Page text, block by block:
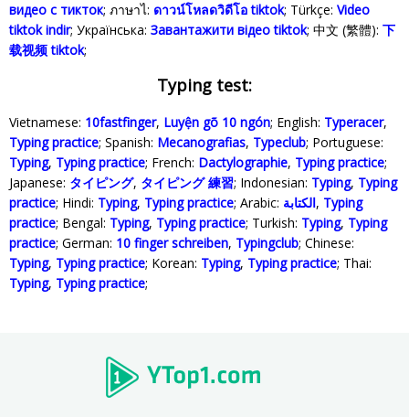
видео с тикток; ภาษาไ: ดาวน์โหลดวิดีโอ tiktok; Türkçe‬: Video
tiktok indir; Українська‬: Завантажити відео tiktok; 中文 (繁體): 下
载视频 tiktok;
Typing test:
Vietnamese: 10fastfinger, Luyện gõ 10 ngón; English: Typeracer,
Typing practice; Spanish: Mecanografias, Typeclub; Portuguese:
Typing, Typing practice; French: Dactylographie, Typing practice;
Japanese: タイピング, タイピング 練習; Indonesian: Typing, Typing
practice; Hindi: Typing, Typing practice; Arabic: الكتابة, Typing
practice; Bengal: Typing, Typing practice; Turkish: Typing, Typing
practice; German: 10 finger schreiben, Typingclub; Chinese:
Typing, Typing practice; Korean: Typing, Typing practice; Thai:
Typing, Typing practice;